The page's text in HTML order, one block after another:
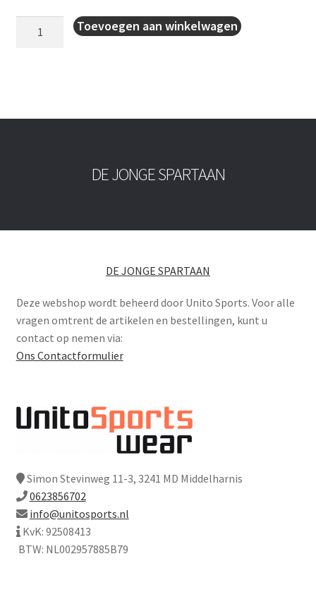
VoetbalkousToevoegen aan winkelwagen
DE JONGE SPARTAAN
DE JONGE SPARTAAN
Deze webshop wordt beheerd door Unito Sports. Voor alle
vragen omtrent de artikelen en bestellingen, kunt u
contact op nemen via:
Ons Contactformulier
Simon Stevinweg 11-3, 3241 MD Middelharnis
0623856702
info@unitosports.nl
KvK: 92508413
BTW: NL002957885B79